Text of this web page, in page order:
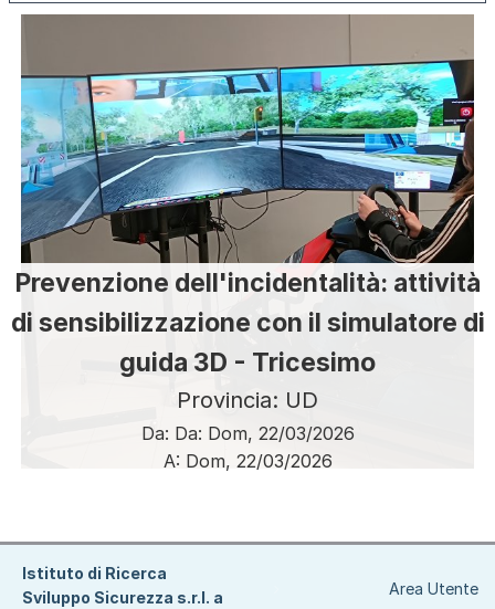
Prevenzione dell'incidentalità: attività
di sensibilizzazione con il simulatore di
guida 3D - Tricesimo
Provincia: UD
Da: Da: Dom, 22/03/2026
A: Dom, 22/03/2026
Area Utente
Istituto di Ricerca
Sviluppo Sicurezza s.r.l. a